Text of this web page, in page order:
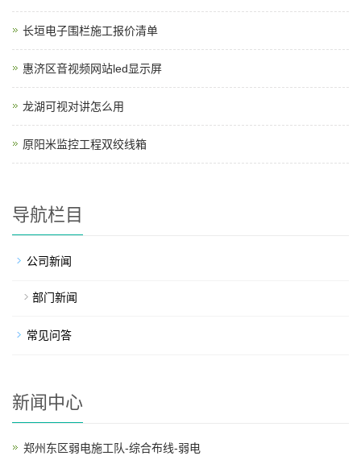
长垣电子围栏施工报价清单
惠济区音视频网站led显示屏
龙湖可视对讲怎么用
原阳米监控工程双绞线箱
导航栏目
公司新闻
部门新闻
常见问答
新闻中心
郑州东区弱电施工队-综合布线-弱电